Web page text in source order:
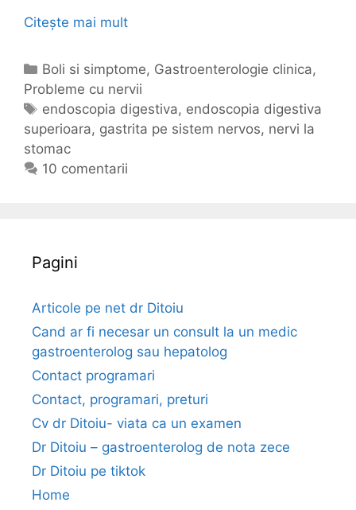
Citește mai mult
r
v
i
l
C
a
t
e
g
o
Boli si simptome, Gastroenterologie clinica,
Probleme cu nervii
E
t
i
c
endoscopia digestiva, endoscopia digestiva
superioara, gastrita pe sistem nervos, nervi la
stomac
10 comentarii
Pagini
Articole pe net dr Ditoiu
Cand ar fi necesar un consult la un medic
gastroenterolog sau hepatolog
Contact programari
Contact, programari, preturi
Cv dr Ditoiu- viata ca un examen
Dr Ditoiu – gastroenterolog de nota zece
Dr Ditoiu pe tiktok
Home